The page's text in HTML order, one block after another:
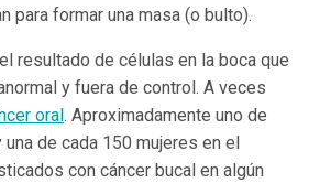
para formar una masa (o bulto).
resultado de células en la boca que
y fuera de control. A veces
oral . Aproximadamente uno de
de cada 150 mujeres en el
con cáncer bucal en algún